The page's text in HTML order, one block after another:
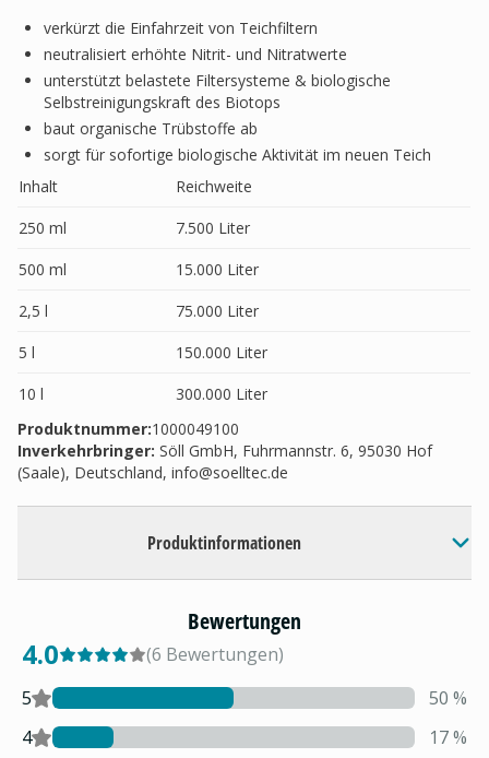
verkürzt die Einfahrzeit von Teichfiltern
neutralisiert erhöhte Nitrit- und Nitratwerte
unterstützt belastete Filtersysteme & biologische
Selbstreinigungskraft des Biotops
baut organische Trübstoffe ab
sorgt für sofortige biologische Aktivität im neuen Teich
Inhalt
Reichweite
250 ml
7.500 Liter
500 ml
15.000 Liter
2,5 l
75.000 Liter
5 l
150.000 Liter
10 l
300.000 Liter
Produktnummer:1000049100
Inverkehrbringer: Söll GmbH, Fuhrmannstr. 6, 95030 Hof
(Saale), Deutschland, info@soelltec.de
Produktinformationen
Bewertungen
4.0 (6 Bewertungen)
5
50 %
4
17%